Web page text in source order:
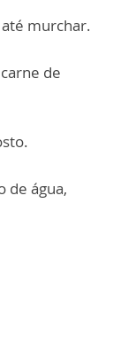
murchar.
de
de água,